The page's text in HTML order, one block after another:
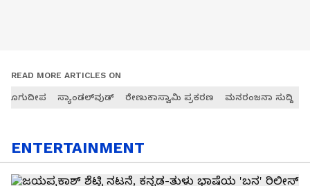
READ MORE ARTICLES ON
ತೂಗುದೀಪ ಸ್ಯಾಂಡಲ್‌ವುಡ್ ರೇಣುಕಾಸ್ವಾಮಿ ಪ್ರಕರಣ ಮನರಂಜನಾ ಸುದ್ದಿ
ENTERTAINMENT